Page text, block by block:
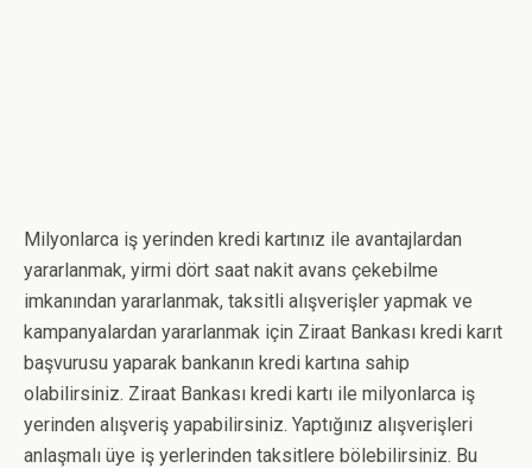
Milyonlarca iş yerinden kredi kartınız ile avantajlardan
yararlanmak, yirmi dört saat nakit avans çekebilme
imkanından yararlanmak, taksitli alışverişler yapmak ve
kampanyalardan yararlanmak için Ziraat Bankası kredi karıt
başvurusu yaparak bankanın kredi kartına sahip
olabilirsiniz. Ziraat Bankası kredi kartı ile milyonlarca iş
yerinden alışveriş yapabilirsiniz. Yaptığınız alışverişleri
anlaşmalı üye iş yerlerinden taksitlere bölebilirsiniz. Bu